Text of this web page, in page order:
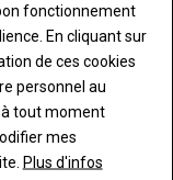
fonctionnement
En cliquant sur
de ces cookies
personnel au
tout moment
mes
Plus d'infos